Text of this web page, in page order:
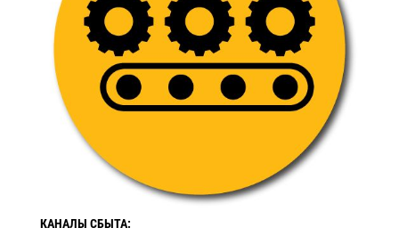
КАНАЛЫ СБЫТА: